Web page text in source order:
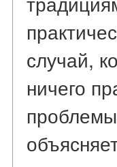
случай,
ничего